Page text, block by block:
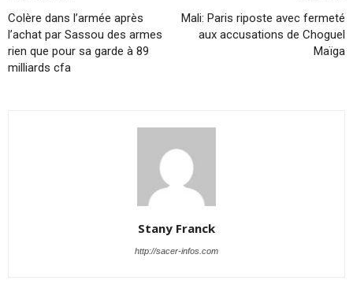
Colère dans l’armée après
l’achat par Sassou des armes
rien que pour sa garde à 89
milliards cfa
Mali: Paris riposte avec fermeté
aux accusations de Choguel
Maïga
Stany Franck
http://sacer-infos.com